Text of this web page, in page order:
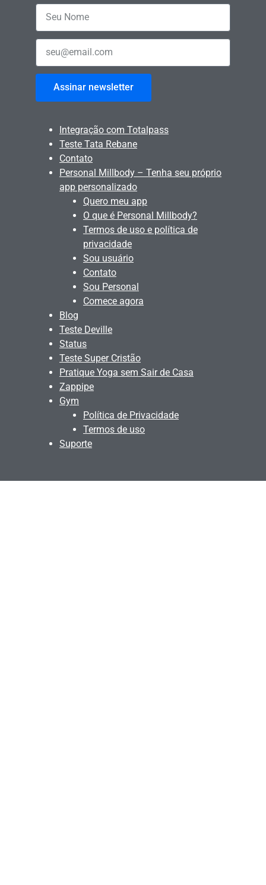
Assinar newsletter
Integração com Totalpass
Teste Tata Rebane
Contato
Personal Millbody – Tenha seu próprio
app personalizado
Quero meu app
O que é Personal Millbody?
Termos de uso e política de
privacidade
Sou usuário
Contato
Sou Personal
Comece agora
Blog
Teste Deville
Status
Teste Super Cristão
Pratique Yoga sem Sair de Casa
Zappipe
Gym
Política de Privacidade
Termos de uso
Suporte